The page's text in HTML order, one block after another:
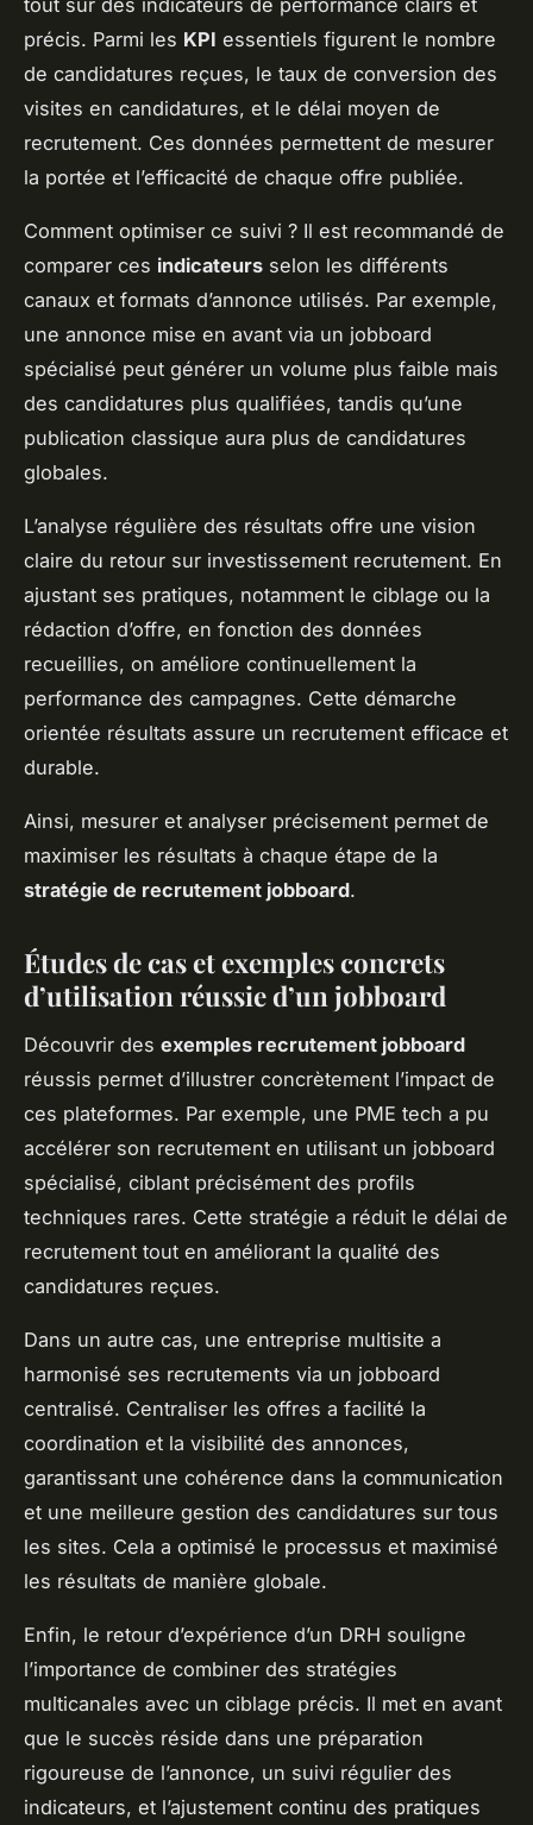
tout sur des indicateurs de performance clairs et
précis. Parmi les KPI essentiels figurent le nombre
de candidatures reçues, le taux de conversion des
visites en candidatures, et le délai moyen de
recrutement. Ces données permettent de mesurer
la portée et l’efficacité de chaque offre publiée.
Comment optimiser ce suivi ? Il est recommandé de
comparer ces indicateurs selon les différents
canaux et formats d’annonce utilisés. Par exemple,
une annonce mise en avant via un jobboard
spécialisé peut générer un volume plus faible mais
des candidatures plus qualifiées, tandis qu’une
publication classique aura plus de candidatures
globales.
L’analyse régulière des résultats offre une vision
claire du retour sur investissement recrutement. En
ajustant ses pratiques, notamment le ciblage ou la
rédaction d’offre, en fonction des données
recueillies, on améliore continuellement la
performance des campagnes. Cette démarche
orientée résultats assure un recrutement efficace et
durable.
Ainsi, mesurer et analyser précisement permet de
maximiser les résultats à chaque étape de la
stratégie de recrutement jobboard.
Études de cas et exemples concrets
d’utilisation réussie d’un jobboard
Découvrir des exemples recrutement jobboard
réussis permet d’illustrer concrètement l’impact de
ces plateformes. Par exemple, une PME tech a pu
accélérer son recrutement en utilisant un jobboard
spécialisé, ciblant précisément des profils
techniques rares. Cette stratégie a réduit le délai de
recrutement tout en améliorant la qualité des
candidatures reçues.
Dans un autre cas, une entreprise multisite a
harmonisé ses recrutements via un jobboard
centralisé. Centraliser les offres a facilité la
coordination et la visibilité des annonces,
garantissant une cohérence dans la communication
et une meilleure gestion des candidatures sur tous
les sites. Cela a optimisé le processus et maximisé
les résultats de manière globale.
Enfin, le retour d’expérience d’un DRH souligne
l’importance de combiner des stratégies
multicanales avec un ciblage précis. Il met en avant
que le succès réside dans une préparation
rigoureuse de l’annonce, un suivi régulier des
indicateurs, et l’ajustement continu des pratiques